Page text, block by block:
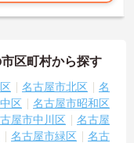
提供されます
急変時の対応や専門的
ります
で相談しやすく、初任
高められます
区町村から探す
名古屋市北区
名
区
名古屋市昭和区
屋市中川区
名古屋
名古屋市緑区
名古